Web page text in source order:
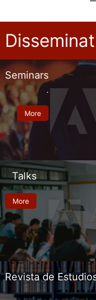
Seminars
.
More
Talks
More
Revista de